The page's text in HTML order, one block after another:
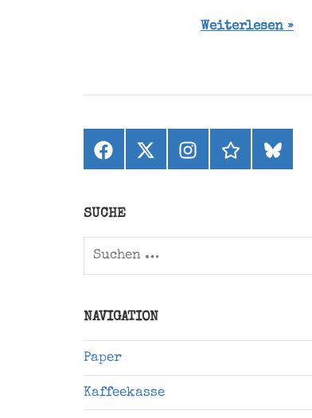
Weiterlesen
Facebook
X
(ehemals
Twitter)
Instagramthreadsbluesky
nach: